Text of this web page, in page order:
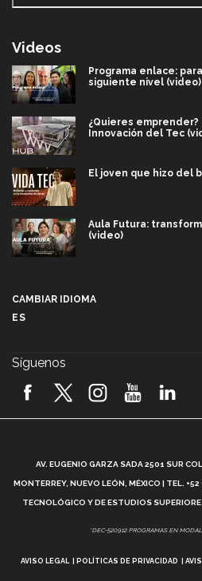
Videos
Programa enlace:
siguiente nivel (video)
¿Quieres emprender?
Innovación del Tec
El joven que hizo del
Aula Futura:
(video)
2026! (video)
¿Cómo es el Modelo
Vida Tec: Feminismo
CAMBIAR IDIOMA
ES
Síguenos
AV. EUGENIO GARZA SADA 2501 SUR
MONTERREY, NUEVO LEÓN, MÉXICO | TEL.
TECNOLÓGICO Y DE ESTUDIOS
*DEC-520912 PROGRAMAS EN
AVISO LEGAL POLÍTICAS DE PRIVACIDAD